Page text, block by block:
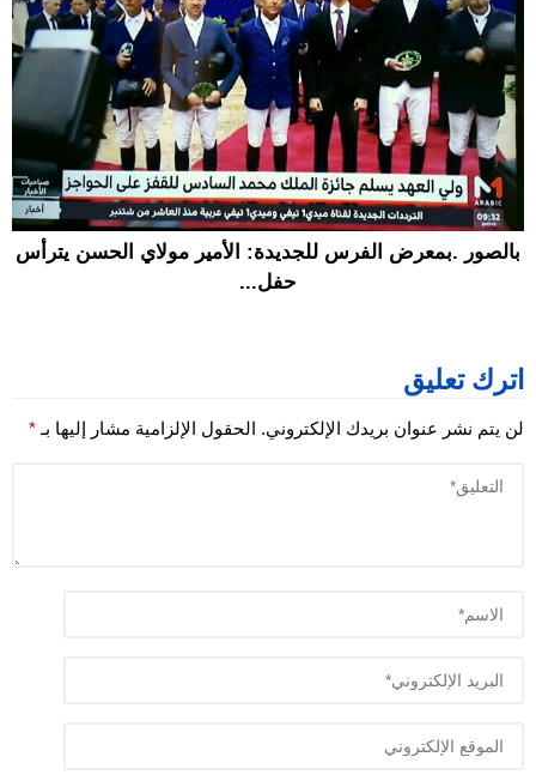
بالصور .بمعرض الفرس للجديدة: الأمير مولاي الحسن يترأس
حفل...
اترك تعليق
لن يتم نشر عنوان بريدك الإلكتروني. الحقول الإلزامية مشار إليها بـ *